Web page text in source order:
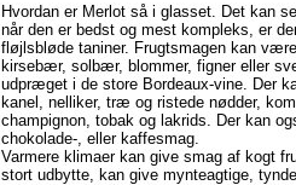
Hvordan er Merlot så i glasset. Det kan
når den er bedst og mest kompleks, er
fløjlsbløde taniner. Frugtsmagen kan
kirsebær, solbær, blommer, figner eller
udpræget i de store Bordeaux-vine. Der
kanel, nelliker, træ og ristede nødder,
champignon, tobak og lakrids. Der kan
chokolade-, eller kaffesmag.
Varmere klimaer kan give smag af kogt
stort udbytte, kan give mynteagtige,